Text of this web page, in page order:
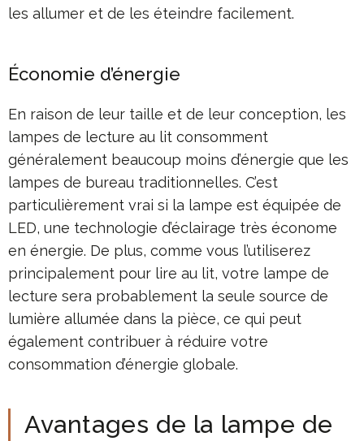
les allumer et de les éteindre facilement.
Économie d’énergie
En raison de leur taille et de leur conception, les
lampes de lecture au lit consomment
généralement beaucoup moins d’énergie que les
lampes de bureau traditionnelles. C’est
particulièrement vrai si la lampe est équipée de
LED, une technologie d’éclairage très économe
en énergie. De plus, comme vous l’utiliserez
principalement pour lire au lit, votre lampe de
lecture sera probablement la seule source de
lumière allumée dans la pièce, ce qui peut
également contribuer à réduire votre
consommation d’énergie globale.
Avantages de la lampe de